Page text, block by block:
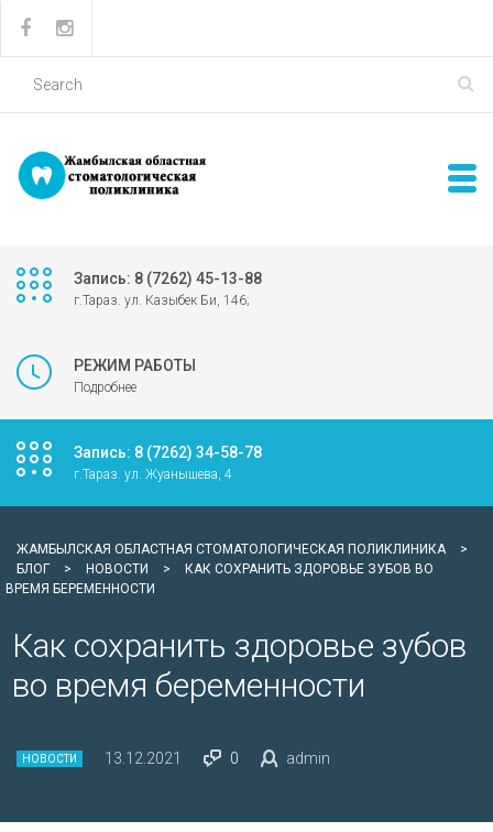
Запись: 8 (7262) 45-13-88
г.Тараз. ул. Казыбек Би, 146;
РЕЖИМ РАБОТЫ
Подробнее
Запись: 8 (7262) 34-58-78
г.Тараз. ул. Жуанышева, 4
ЖАМБЫЛСКАЯ ОБЛАСТНАЯ СТОМАТОЛОГИЧЕСКАЯ ПОЛИКЛИНИКА
>
БЛОГ
> НОВОСТИ >
КАК СОХРАНИТЬ ЗДОРОВЬЕ ЗУБОВ ВО
ВРЕМЯ БЕРЕМЕННОСТИ
Как сохранить здоровье зубов
во время беременности
НОВОСТИ 13.12.2021 0 admin